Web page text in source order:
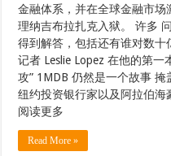
金融体系，并在全球金融市
理纳吉布拉扎克入狱。 许多
得到解答，包括还有谁对数
记者 Leslie Lopez 在他的第一
攻” 1MDB 仍然是一个故事 掩
纽约投资银行家以及阿拉伯
阅读更多
Read More »